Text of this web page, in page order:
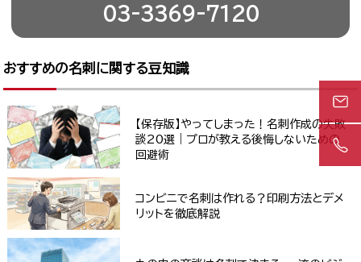
03-3369-7120
おすすめの名刺に関する豆知識
【保存版】やってしまった！名刺作成の失敗
談20選｜プロが教える後悔しないための
回避術
コンビニで名刺は作れる？印刷方法とデメ
リットを徹底解説